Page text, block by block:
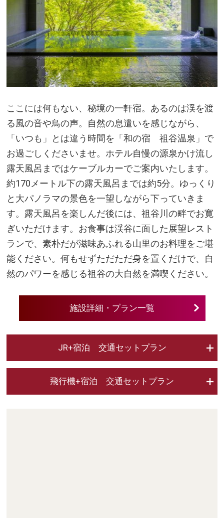
ここには何もない、秘境の一軒宿。あるのは渓を渡
る風の音や鳥の声。自然の息遣いを感じながら、
「いつも」とは違う時間を「和の宿 祖谷温泉」で
お過ごしくださいませ。ホテル自慢の源泉かけ流し
露天風呂まではケーブルカーでご案内いたします。
約170メートル下の露天風呂までは約5分。ゆっくり
と大パノラマの景色を一望しながら下っていきま
す。露天風呂を楽しんだ後には、祖谷川の畔でお寛
ぎいただけます。お食事は渓谷に面した展望レスト
ランで、素朴だが滋味あふれる山里のお料理をご堪
能ください。何もせずただただ身を置くだけで、自
然のパワーを感じる祖谷の大自然を満喫ください。
施設詳細・プラン一覧
JR+宿泊 交通セットプラン
飛行機+宿泊 交通セットプラン